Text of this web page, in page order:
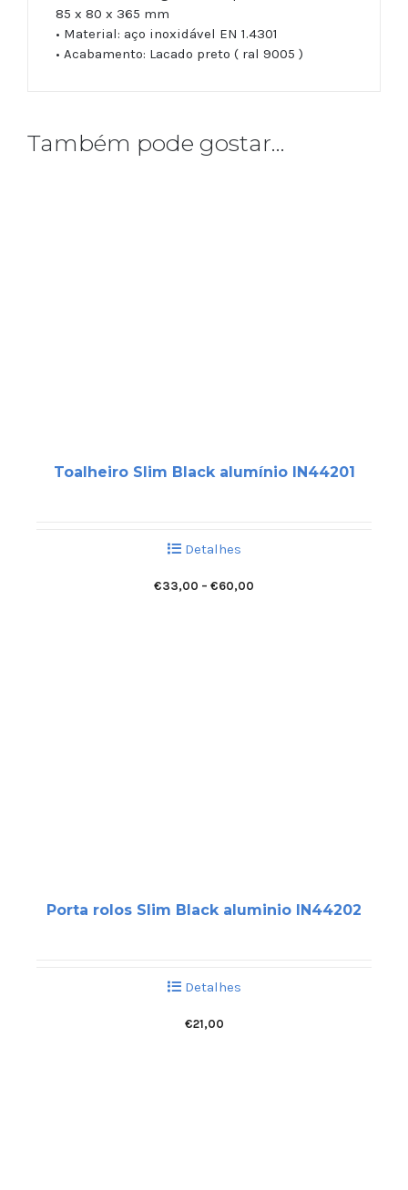
85 x 80 x 365 mm
• Material: aço inoxidável EN 1.4301
• Acabamento: Lacado preto ( ral 9005 )
Também pode gostar…
Toalheiro Slim Black alumínio IN44201
Detalhes
€33,00 – €60,00
Porta rolos Slim Black aluminio IN44202
Detalhes
€21,00